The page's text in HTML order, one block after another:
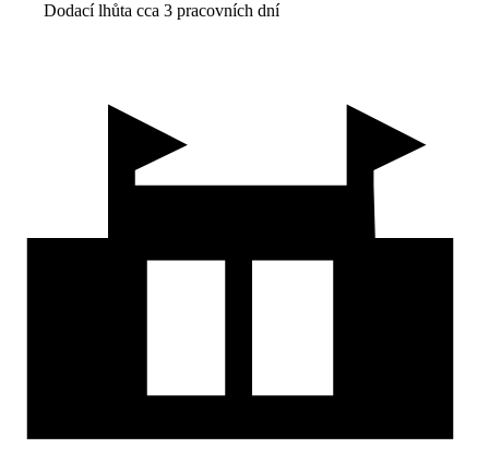
Dodací lhůta cca 3 pracovních dní